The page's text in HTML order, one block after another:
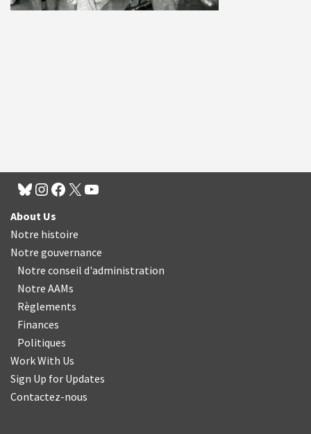
About Us
Notre histoire
Notre gouvernance
Notre conseil d'administration
Notre AAMs
Règlements
Finances
Politiques
Work With Us
Sign Up for Updates
Contactez-nous